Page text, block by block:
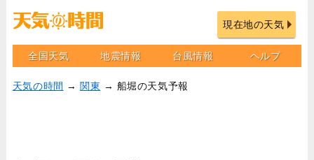
現在地の天気
全国天気 地震情報 台風情報 ヘルプ
天気の時間 → 関東 → 船堀の天気予報